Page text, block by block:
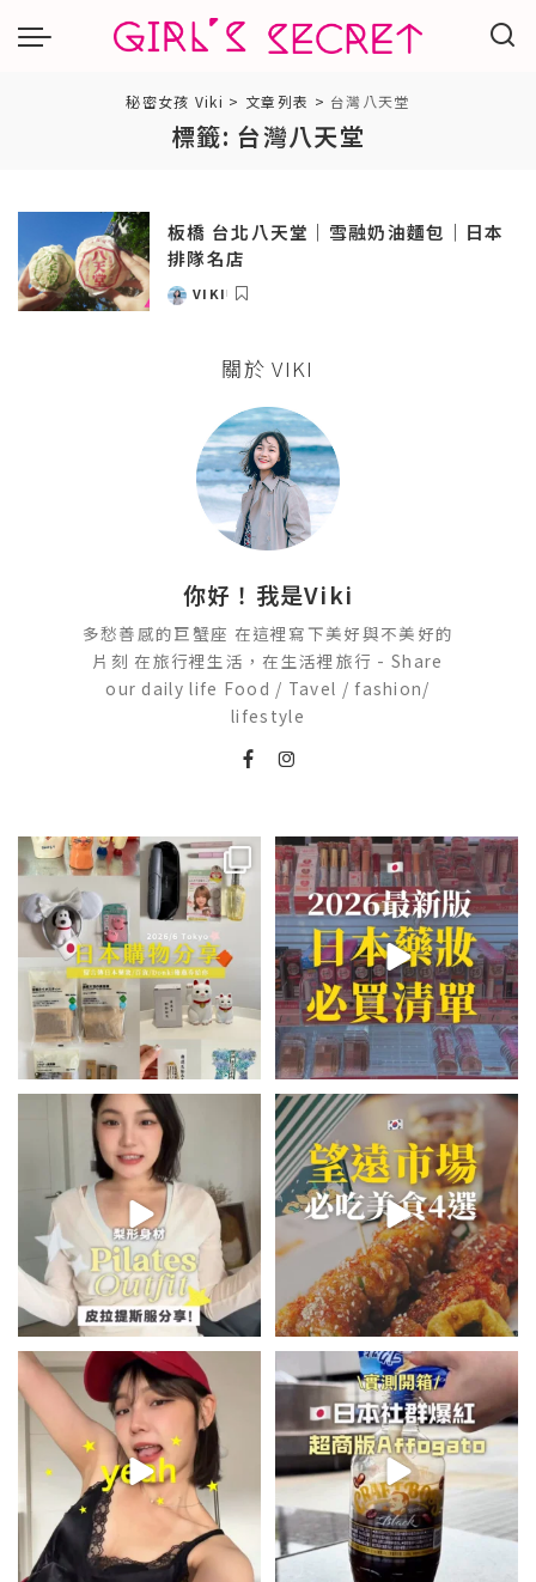
秘密女孩 Viki > 文章列表 > 台灣八天堂
標籤: 台灣八天堂
板橋 台北八天堂｜雪融奶油麵包｜日本
排隊名店
POSTED
VIKI
關於 VIKI
你好！我是Viki
多愁善感的巨蟹座 在這裡寫下美好與不美好的
片刻 在旅行裡生活，在生活裡旅行 - Share
our daily life Food / Tavel / fashion/
lifestyle
💭留言「免費」傳日本藥妝店/百
貨/機場/Donki/折價券給你...
201 36
2026🇯🇵日本藥妝店必買什麼
日本最近紅什麼？...
120 20
💭留言「美背」傳🔗給你！
🏷️#吉推韓國 🇰🇷
...
48 20
\🇰🇷韓國望遠市場4家必吃美食
😋/
💭留言「望遠市場」傳地址給你
342 59
summer outfit⋆.˚✮🎧✮˚.⋆
夏日穿搭最需要單品！...
755 43
\🇯🇵日本爆紅!超商版Affogato
🍨☕️/
🏷️#吉推日本🇯🇵...
116 26